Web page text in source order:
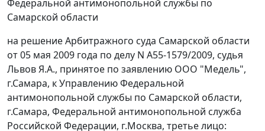
Федеральной антимонопольной службы по
Самарской области
на решение Арбитражного суда Самарской области
от 05 мая 2009 года по делу N А55-1579/2009, судья
Львов Я.А., принятое по заявлению ООО "Медель",
г.Самара, к Управлению Федеральной
антимонопольной службы по Самарской области,
г.Самара, Федеральной антимонопольной служба
Российской Федерации, г.Москва, третье лицо: